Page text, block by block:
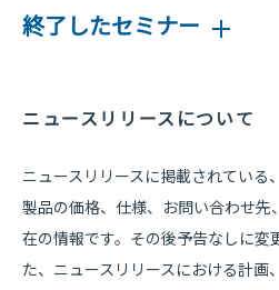
終了したセミナー
ニュースリリースについて
ニュースリリースに掲載されている
製品の価格、仕様、お問い合わせ
在の情報です。その後予告なしに変
た、ニュースリリースにおける計画